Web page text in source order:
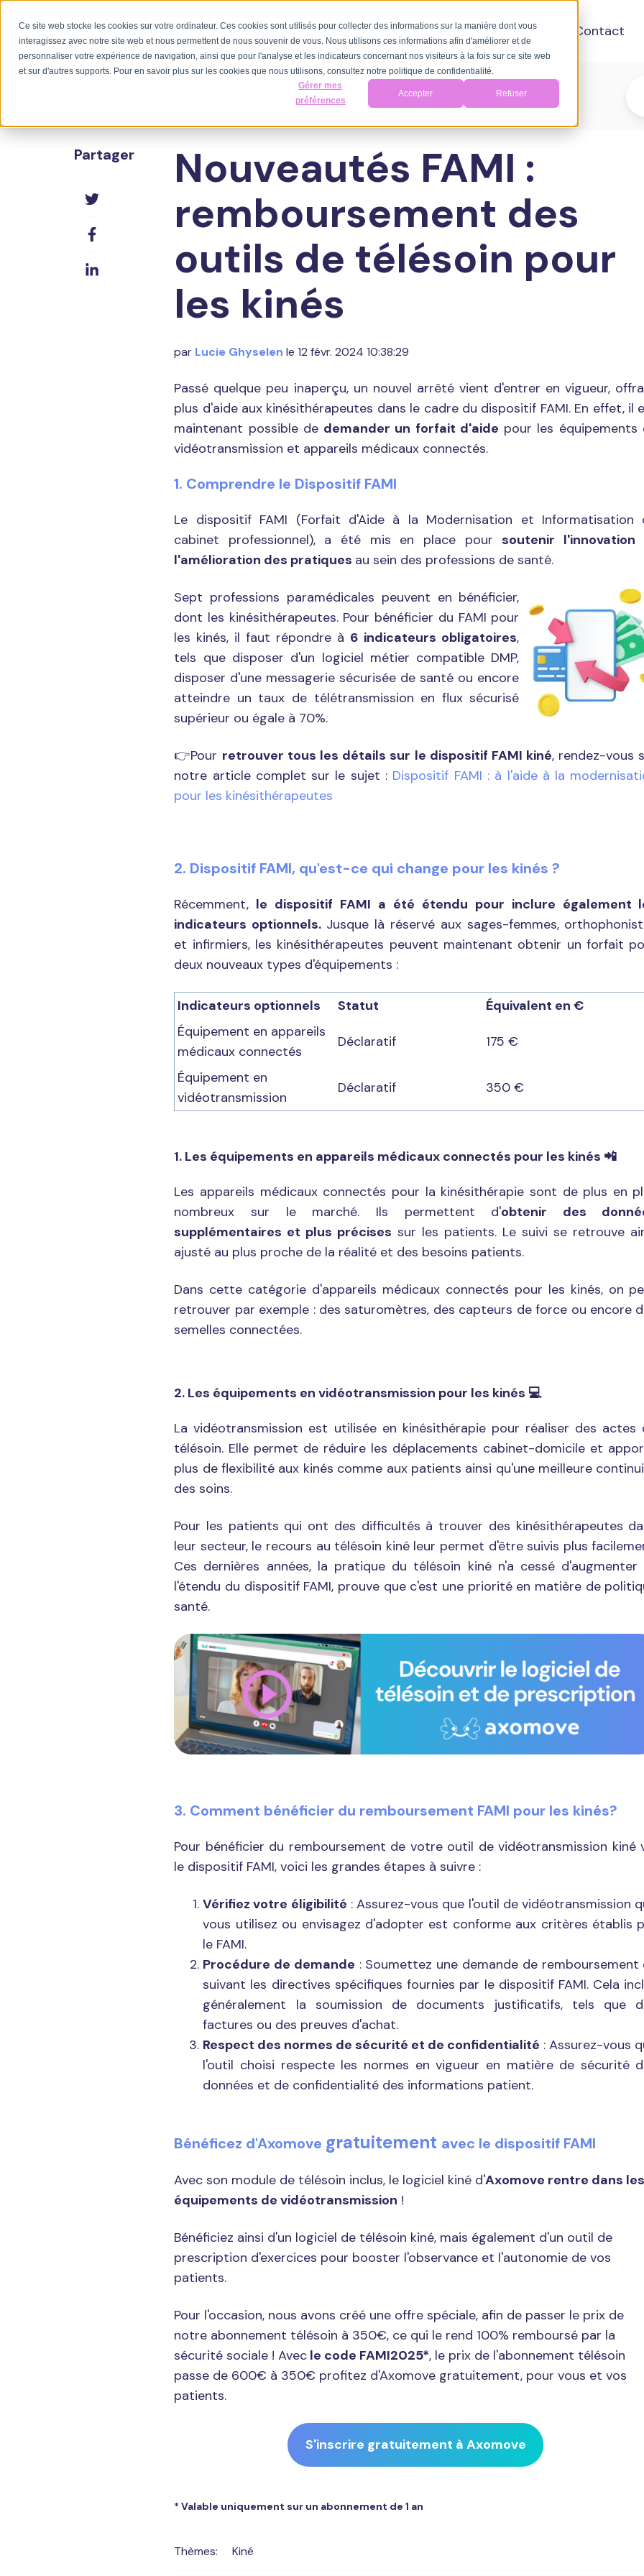
Ce site web stocke les cookies sur votre ordinateur. Ces cookies sont utilisés pour collecter des informations sur la manière dont vous
interagissez avec notre site web et nous permettent de nous souvenir de vous. Nous utilisons ces informations afin d'améliorer et de
personnaliser votre expérience de navigation, ainsi que pour l'analyse et les indicateurs concernant nos visiteurs à la fois sur ce site web
et sur d'autres supports. Pour en savoir plus sur les cookies que nous utilisons, consultez notre politique de confidentialité.
Gérer mes
préférences
Accepter Refuser
Nos offres A propos Ressources Tarifs Contact
Bienvenue sur le blog d'Axomove
Partager
Partager
Twitter
Partager
sur
Facebook
Partager
Nouveautés FAMI :
remboursement des
outils de télésoin pour
les kinés
par Lucie Ghyselen le 12 févr. 2024 10:38:29
Passé quelque peu inaperçu, un nouvel arrêté vient d'entrer en vigueur,
plus d'aide aux kinésithérapeutes dans le cadre du dispositif FAMI. En effet, il
maintenant possible de demander un forfait d'aide pour les équipements
vidéotransmission et appareils médicaux connectés.
1. Comprendre le Dispositif FAMI
Le dispositif FAMI (Forfait d'Aide à la Modernisation et Informatisation
cabinet professionnel), a été mis en place poursoutenir l'innovation
l'amélioration des pratiques au sein des professions de santé.
Sept professions paramédicales peuvent en bénéficier,
dont les kinésithérapeutes. Pour bénéficier du FAMI pour
les kinés, il faut répondre à 6 indicateurs obligatoires,
tels que disposer d'un logiciel métier compatible DMP,
disposer d'une messagerie sécurisée de santé ou encore
atteindre un taux de télétransmission en flux sécurisé
supérieur ou égale à 70%.
👉Pour retrouver tous les détails sur le dispositif FAMI kiné, rendez-vous
notre article complet sur le sujet : Dispositif FAMI : à l'aide à la
pour les kinésithérapeutes
2. Dispositif FAMI, qu'est-ce qui change pour les kinés ?
Récemment, le dispositif FAMI a été étendu pour inclure également
indicateurs optionnels. Jusque là réservé aux sages-femmes,
et infirmiers, les kinésithérapeutes peuvent maintenant obtenir un forfait
deux nouveaux types d'équipements :
Indicateurs optionnels Statut
Équivalent en €
Équipement en appareils
médicaux connectés
Déclaratif 175 €
Équipement en
vidéotransmission
Déclaratif 350 €
1. Les équipements en appareils médicaux connectés pour les kinés 📲
Les appareils médicaux connectés pour la kinésithérapie sont de plus en
nombreux sur le marché. Ils permettent d'obtenir des
supplémentaires et plus précises sur les patients. Le suivi se retrouve
ajusté au plus proche de la réalité et des besoins patients.
Dans cette catégorie d'appareils médicaux connectés pour les kinés, on
retrouver par exemple : des saturomètres, des capteurs de force ou encore
semelles connectées.
2. Les équipements en vidéotransmission pour les kinés 💻
La vidéotransmission est utilisée en kinésithérapie pour réaliser des actes
télésoin. Elle permet de réduire les déplacements cabinet-domicile et
plus de flexibilité aux kinés comme aux patients ainsi qu'une meilleure
des soins.
Pour les patients qui ont des difficultés à trouver des kinésithérapeutes
leur secteur, le recours au télésoin kiné leur permet d'être suivis plus
Ces dernières années, la pratique du télésoin kiné n'a cessé d'augmenter
l'étendu du dispositif FAMI, prouve que c'est une priorité en matière de
santé.
3. Comment bénéficier du remboursement FAMI pour les kinés?
Pour bénéficier du remboursement de votre outil de vidéotransmission kiné
le dispositif FAMI, voici les grandes étapes à suivre :
Vérifiez votre éligibilité : Assurez-vous que l'outil de vidéotransmission
vous utilisez ou envisagez d'adopter est conforme aux critères établis
le FAMI.
Procédure de demande : Soumettez une demande de remboursement
suivant les directives spécifiques fournies par le dispositif FAMI. Cela
généralement la soumission de documents justificatifs, tels que
factures ou des preuves d'achat.
Respect des normes de sécurité et de confidentialité : Assurez-vous
l'outil choisi respecte les normes en vigueur en matière de sécurité
données et de confidentialité des informations patient.
Bénéficez d'Axomove gratuitement avec le dispositif FAMI
Avec son module de télésoin inclus, le logiciel kiné d'Axomove rentre dans les
équipements de vidéotransmission !
Bénéficiez ainsi d'un logiciel de télésoin kiné, mais également d'un outil de
prescription d'exercices pour booster l'observance et l'autonomie de vos
patients.
Pour l'occasion, nous avons créé une offre spéciale, afin de passer le prix de
notre abonnement télésoin à 350€, ce qui le rend 100% remboursé par la
sécurité sociale ! Avec le code FAMI2025*, le prix de l'abonnement télésoin
passe de 600€ à 350€ profitez d'Axomove gratuitement, pour vous et vos
patients.
S'inscrire gratuitement à Axomove
* Valable uniquement sur un abonnement de 1 an
Thèmes: Kiné